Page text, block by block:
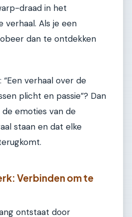
draad in het
verhaal. Als je een
dan te ontdekken
“Een verhaal over de
plicht en passie”? Dan
emoties van de
staan en dat elke
Verbinden om te
ontstaat door